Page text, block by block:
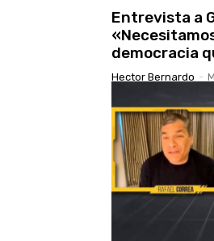
Entrevista a
democracia
Hector Bernardo -